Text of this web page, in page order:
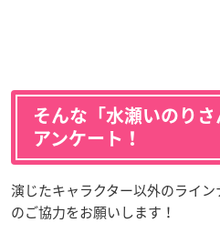
そんな「水瀬いのり
アンケート！
演じたキャラクター以外のライ
のご協力をお願いします！